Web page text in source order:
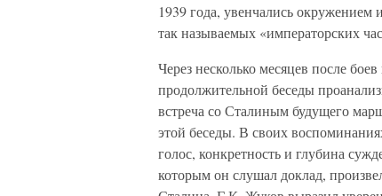
1939 года, увенчались
так называемых «императорских
Через несколько месяцев после
продолжительной беседы
встреча со Сталиным будущего
этой беседы. В своих
голос, конкретность и глубина
которым он слушал доклад,